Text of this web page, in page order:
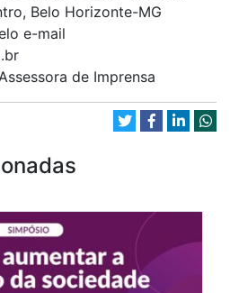
Belo Horizonte-MG
e-mail
de Imprensa